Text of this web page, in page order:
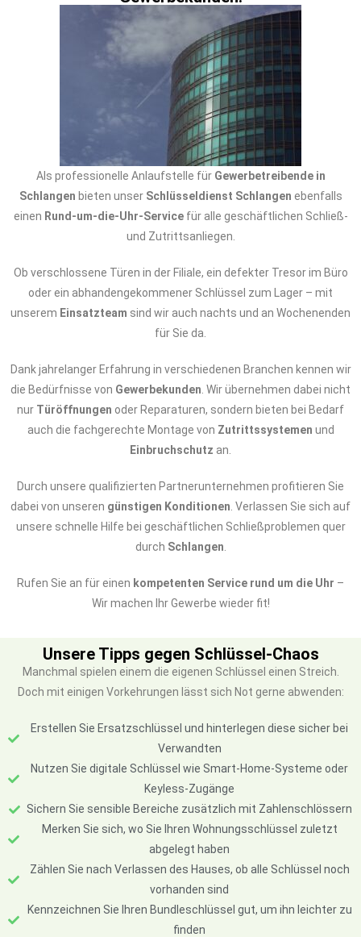
Als professionelle Anlaufstelle für Gewerbetreibende in
Schlangen bieten unser Schlüsseldienst Schlangen ebenfalls
einen Rund-um-die-Uhr-Servicefür alle geschäftlichen Schließ-
und Zutrittsanliegen.
Ob verschlossene Türen in der Filiale, ein defekter Tresor im Büro
oder ein abhandengekommener Schlüssel zum Lager – mit
unserem Einsatzteam sind wir auch nachts und an Wochenenden
für Sie da.
Dank jahrelanger Erfahrung in verschiedenen Branchen kennen wir
die Bedürfnisse von Gewerbekunden . Wir übernehmen dabei nicht
nur Türöffnungen oder Reparaturen, sondern bieten bei Bedarf
auch die fachgerechte Montage von Zutrittssystemen und
Einbruchschutz an.
Durch unsere qualifizierten Partnerunternehmen profitieren Sie
dabei von unseren günstigen Konditionen . Verlassen Sie sich auf
unsere schnelle Hilfe bei geschäftlichen Schließproblemen quer
durch Schlangen
Rufen Sie an für einen kompetenten Service rund um die Uhr –
Wir machen Ihr Gewerbe wieder fit!
Unsere Tipps gegen Schlüssel-Chaos
Manchmal spielen einem die eigenen Schlüssel einen Streich.
Doch mit einigen Vorkehrungen lässt sich Not gerne abwenden:
Erstellen Sie Ersatzschlüssel und hinterlegen diese sicher bei
Verwandten
Nutzen Sie digitale Schlüssel wie Smart-Home-Systeme oder
Keyless-Zugänge
Sichern Sie sensible Bereiche zusätzlich mit Zahlenschlössern
Merken Sie sich, wo Sie Ihren Wohnungsschlüssel zuletzt
abgelegt haben
Zählen Sie nach Verlassen des Hauses, ob alle Schlüssel noch
vorhanden sind
Kennzeichnen Sie Ihren Bundleschlüssel gut, um ihn leichter zu
finden